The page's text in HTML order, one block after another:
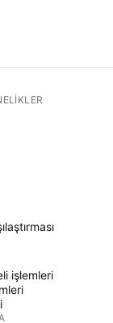
işlemleri